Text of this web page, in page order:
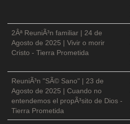
2Âª ReuniÃ³n familiar | 24 de
Agosto de 2025 | Vivir o morir
Cristo - Tierra Prometida
ReuniÃ³n "SÃ© Sano" | 23 de
Agosto de 2025 | Cuando no
entendemos el propÃ³sito de Dios -
Tierra Prometida